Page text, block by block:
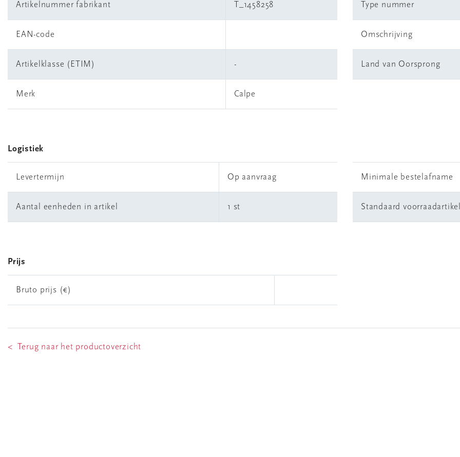
Artikelnummer fabrikant T_1458258
EAN-code
Artikelklasse (ETIM) -
Merk Calpe
Type nummer
Omschrijving
Land van Oorsprong
Logistiek
Levertermijn Op aanvraag
Aantal eenheden in artikel 1 st
Minimale bestelafname
Standaard voorraadartikel
Prijs
Bruto prijs (€)
< Terug naar het productoverzicht